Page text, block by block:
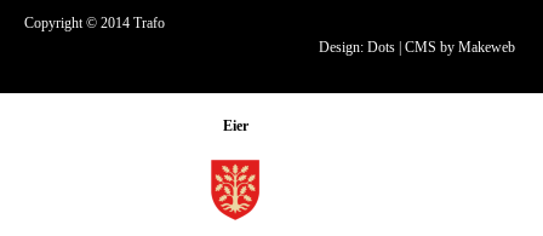
Design: Dots CMS by Makeweb
Copyright © 2014 Trafo
Eier